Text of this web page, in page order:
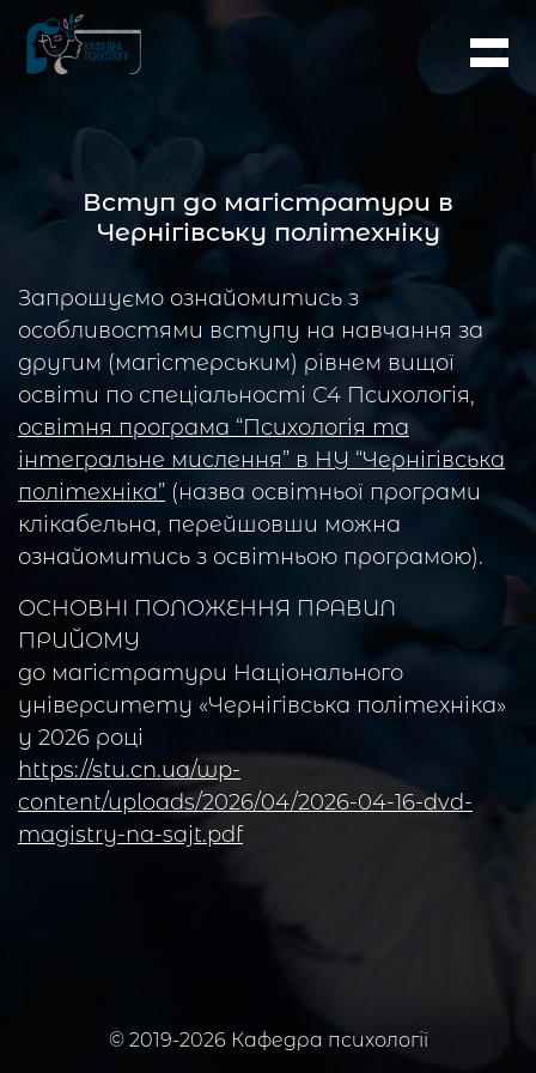
Вступ до магістратури в
Чернігівську політехніку
Запрошуємо ознайомитись з
особливостями вступу на навчання за
другим (магістерським) рівнем вищої
освіти по спеціальності С4 Психологія,
освітня програма “Психологія та
інтегральне мислення” в НУ “Чернігівська
політехніка” (назва освітньої програми
клікабельна, перейшовши можна
ознайомитись з освітньою програмою).
ОСНОВНІ ПОЛОЖЕННЯ ПРАВИЛ
ПРИЙОМУ
до магістратури Національного
університету «Чернігівська політехніка»
у 2026 році
https://stu.cn.ua/wp-
content/uploads/2026/04/2026-04-16-dvd-
magistry-na-sajt.pdf
© 2019-2026 Кафедра психології